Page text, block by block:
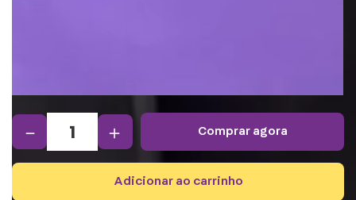
＋
－ comprar agora
adicionar ao carrinho